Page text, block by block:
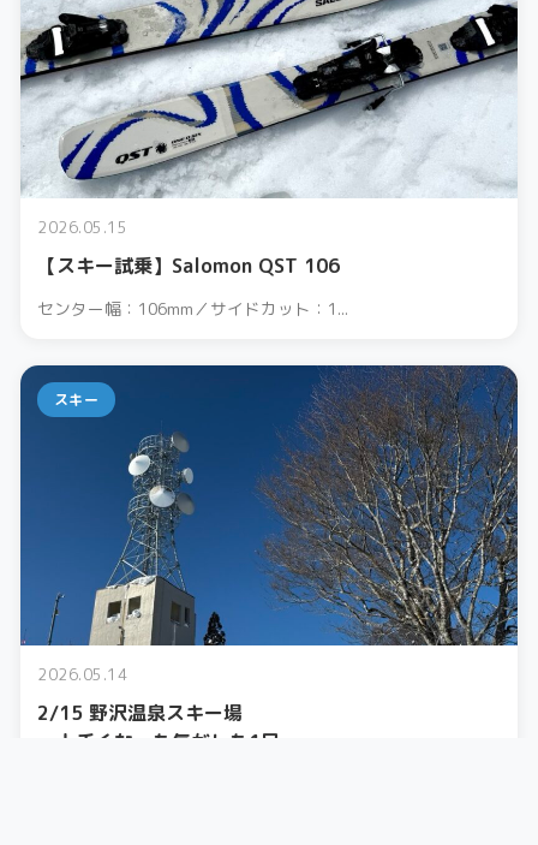
2026.05.15
【スキー試乗】Salomon QST 106
センター幅：106mm／サイドカット：1...
スキー
2026.05.14
2/15 野沢温泉スキー場
〜上手くなった気がした1日〜